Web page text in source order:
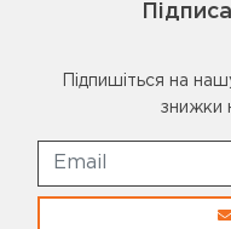
Підпишіться на
знижки